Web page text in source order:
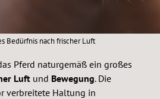
Bedürfnis nach frischer Luft
Pferd naturgemäß ein großes
Luft und Bewegung. Die
verbreitete Haltung in